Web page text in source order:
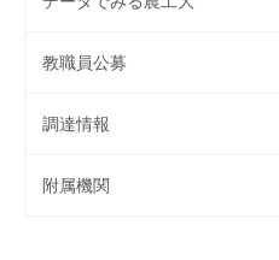
教職員公募
調達情報
附属機関